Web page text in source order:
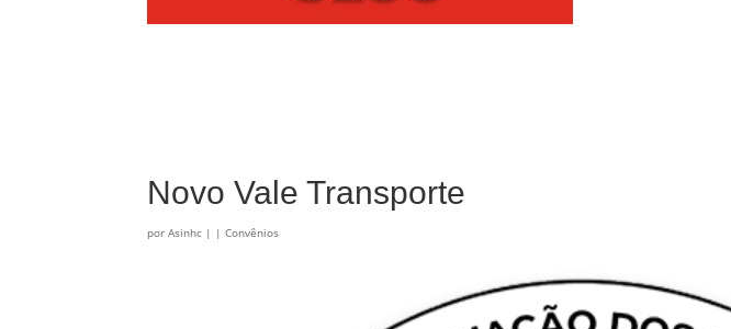
Novo Vale Transporte
porAsinhc | |Convênios